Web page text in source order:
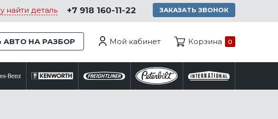
найти деталь +7 918 160-11-22 ЗАКАЗАТЬ ЗВОНОК
АВТО НА РАЗБОР Мой кабинет Корзина 0